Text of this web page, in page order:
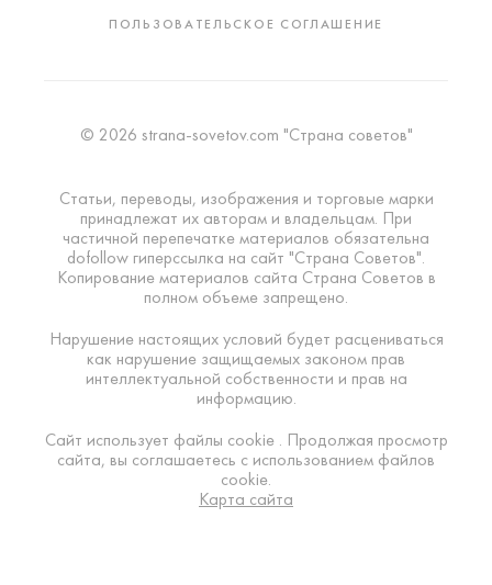
ПОЛЬЗОВАТЕЛЬСКОЕ СОГЛАШЕНИЕ
© 2026 strana-sovetov.com "Страна советов"
Статьи, переводы, изображения и торговые марки
принадлежат их авторам и владельцам. При
частичной перепечатке материалов обязательна
dofollow гиперссылка на сайт "Страна Советов".
Копирование материалов сайта Страна Советов в
полном объеме запрещено.
Нарушение настоящих условий будет расцениваться
как нарушение защищаемых законом прав
интеллектуальной собственности и прав на
информацию.
Сайт использует файлы cookie . Продолжая просмотр
сайта, вы соглашаетесь с использованием файлов
cookie.
Карта сайта